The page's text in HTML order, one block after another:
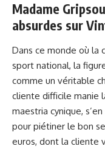
Madame
absurdes sur
Dans ce monde où la
sport national, la
comme un véritable
cliente difficile manie
maestria cynique,
pour piétiner le bon
euros, dont la cliente